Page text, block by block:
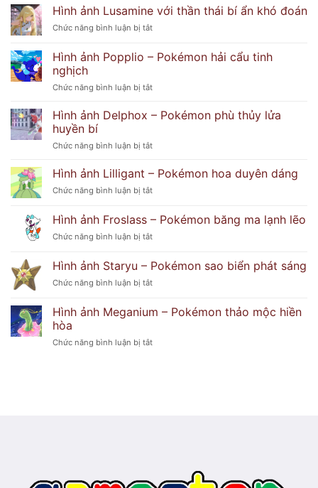
Pokémon
–
Hình
Dễ
Bí
Hình ảnh Lusamine với thần thái bí ẩn khó đoán
Chức năng bình luận bị tắtở
ảnh
Lusamine
thần
đoán
Hình ảnh Popplio – Pokémon hải cẩu tinh
nghịch
Chức năng bình luận bị tắtở
ảnh
Popplio
Pokémon
cẩu
nghịch
Hình ảnh Delphox – Pokémon phù thủy lửa
huyền bí
Chức năng bình luận bị tắtở
ảnh
Delphox
–
phù
lửa
bí
Hình ảnh Lilligant – Pokémon hoa duyên dáng
Chức năng bình luận bị tắtở
ảnh
Lilligant
–
hoa
duyên
dáng
Hình ảnh Froslass – Pokémon băng ma lạnh lẽo
Chức năng bình luận bị tắtở
ảnh
Froslass
–
băng
lẽo
Hình ảnh Staryu – Pokémon sao biển phát sáng
Chức năng bình luận bị tắtở
Staryu
Pokémon
Hình ảnh Meganium – Pokémon thảo mộc hiền
hòa
Chức năng bình luận bị tắtở